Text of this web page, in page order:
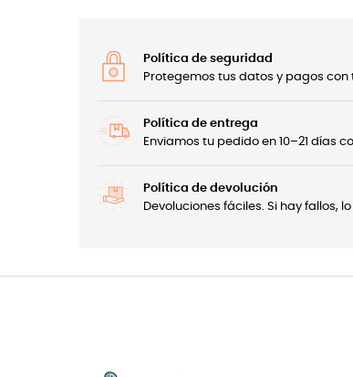
Política de seguridad
Protegemos tus datos y pagos
Política de entrega
Enviamos tu pedido en 10–21 días
Política de devolución
Devoluciones fáciles. Si hay fallos,